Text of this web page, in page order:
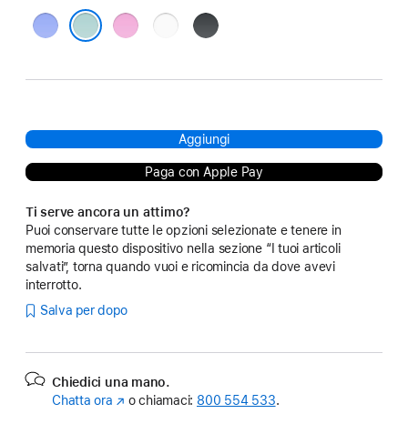
Blu
oltremare
Rosa BiancoNero
Aggiungi
Paga con Apple Pay
Ti serve ancora un attimo?
Puoi conservare tutte le opzioni selezionate e tenere in
memoria questo dispositivo nella sezione “I tuoi articoli
salvati”, torna quando vuoi e ricomincia da dove avevi
interrotto.
Salva per dopo
Chiedici una mano.
Chatta ora (Si o chiamaci: 800 554 533.